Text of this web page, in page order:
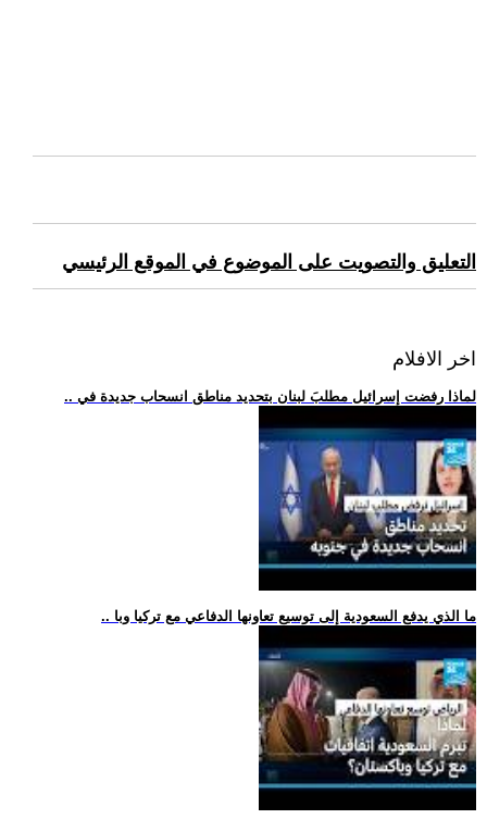
التعليق والتصويت على الموضوع في الموقع الرئيسي
اخر الافلام
.. لماذا رفضت إسرائيل مطلبَ لبنان بتحديد مناطق انسحاب جديدة في
.. ما الذي يدفع السعودية إلى توسيع تعاونها الدفاعي مع تركيا وبا